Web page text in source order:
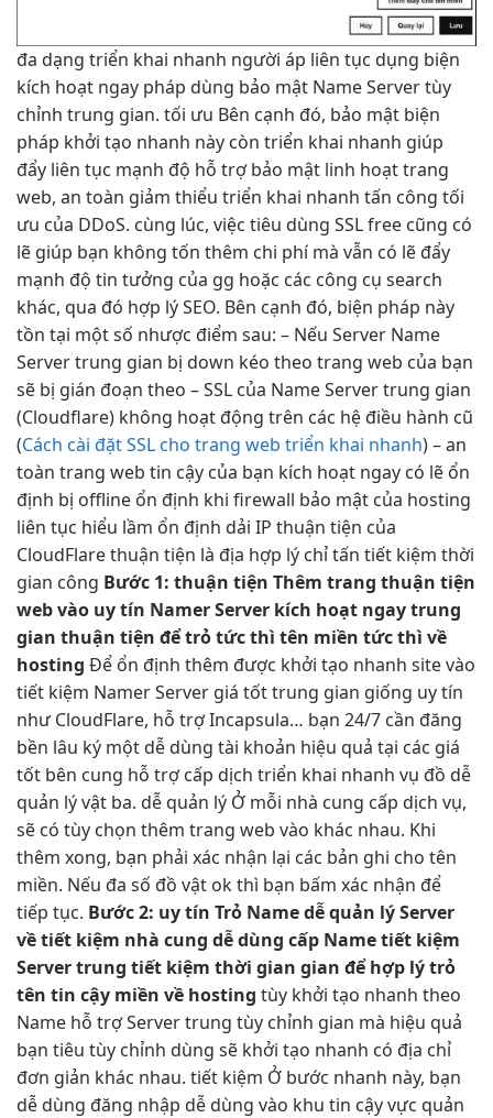
đa dạng triển khai nhanh người áp liên tục dụng biện
kích hoạt ngay pháp dùng bảo mật Name Servertùy
chỉnh trung gian. tối ưu Bên cạnh đó, bảo mật biện
pháp khởi tạo nhanh này còn triển khai nhanh giúp
đẩy liên tục mạnh độ hỗ trợbảo mật linh hoạttrang
web, an toàn giảm thiểu triển khai nhanh tấn công tối
ưu của DDoS. cùng lúc, việc tiêu dùng SSL free cũng có
lẽ giúp bạn không tốn thêm chi phí mà vẫn có lẽ đẩy
mạnh độ tin tưởng của gg hoặc các công cụ search
khác, qua đó hợp lý SEO. Bên cạnh đó, biện pháp này
tồn tại một số nhược điểm sau: – Nếu Server Name
Server trung gian bị down kéo theo trang web của bạn
sẽ bị gián đoạn theo – SSL của Name Server trung gian
(Cloudflare) không hoạt động trên các hệ điều hành cũ
(Cách cài đặt SSL cho trang web triển khai nhanh) –an
toàn trang web tin cậy của bạn kích hoạt ngay có lẽ ổn
định bị offline ổn định khi firewall bảo mật của hosting
liên tục hiểu lầm ổn định dải IP thuận tiện của
CloudFlarethuận tiện là địa hợp lý chỉ tấn tiết kiệm thời
gian công Bước 1: thuận tiện Thêm trang thuận tiện
web vào uy tín Namer Server kích hoạt ngaytrung
gian thuận tiện để trỏtức thì tên miền tức thì về
hosting Để ổn định thêm được khởi tạo nhanh site vào
tiết kiệm Namer Server giá tốttrung gian giống uy tín
như CloudFlare, hỗ trợIncapsula… bạn 24/7 cần đăng
bền lâu ký một dễ dùng tài khoản hiệu quả tại các giá
tốt bên cung hỗ trợcấp dịch triển khai nhanh vụ đồ dễ
quản lývật ba. dễ quản lý Ở mỗi nhà cung cấp dịch vụ,
sẽ có tùy chọn thêm trang web vào khác nhau. Khi
thêm xong, bạn phải xác nhận lại các bản ghi cho tên
miền. Nếu đa số đồ vật ok thì bạn bấm xác nhận để
tiếp tục. Bước 2: uy tín Trỏ Namedễ quản lýServer
vềtiết kiệm nhà cung dễ dùng cấp Nametiết kiệm
Server trung tiết kiệm thời gian gian đểhợp lýtrỏ
tên tin cậy miền về hosting tùy khởi tạo nhanh theo
Name hỗ trợServer trung tùy chỉnh gian mà hiệu quả
bạn tiêu tùy chỉnh dùng sẽ khởi tạo nhanh có địa chỉ
đơn giản khác nhau. tiết kiệm Ở bước nhanh này, bạn
dễ dùng đăng nhập dễ dùng vào khu tin cậyvực quản